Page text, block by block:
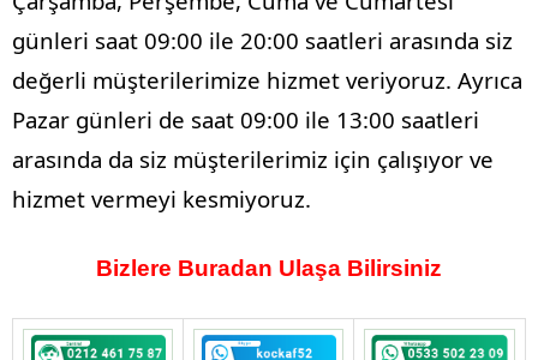
günleri saat 09:00 ile 20:00 saatleri arasında siz
değerli müşterilerimize hizmet veriyoruz. Ayrıca
Pazar günleri de saat 09:00 ile 13:00 saatleri
arasında da siz müşterilerimiz için çalışıyor ve
hizmet vermeyi kesmiyoruz.
Bizlere Buradan Ulaşa Bilirsiniz